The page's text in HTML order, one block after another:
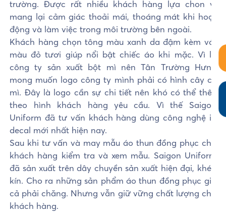
trường. Được rất nhiều khách hàng lựa chon vì
mang lại cảm giác thoải mái, thoáng mát khi hoạt
động và làm việc trong môi trường bên ngoài.
Khách hàng chọn tông màu xanh da đậm kèm với
màu đỏ tươi giúp nổi bật chiếc áo khi mặc. Vì là
công ty sản xuất bột mì nên Tân Trường Hưng
mong muốn logo công ty mình phải có hình cây củ
mì. Đây là logo cần sự chi tiết nên khó có thể thêu
theo hình khách hàng yêu cầu. Vì thế Saigon
Uniform đã tư vấn khách hàng dùng công nghệ in
decal mới nhất hiện nay.
Sau khi tư vấn và may mẫu áo thun đồng phục cho
khách hàng kiểm tra và xem mẫu. Saigon Uniform
đã sản xuất trên dây chuyền sản xuất hiện đại, khép
kín. Cho ra những sản phẩm áo thun đồng phục giá
cả phải chăng. Nhưng vẫn giữ vững chất lượng cho
khách hàng.